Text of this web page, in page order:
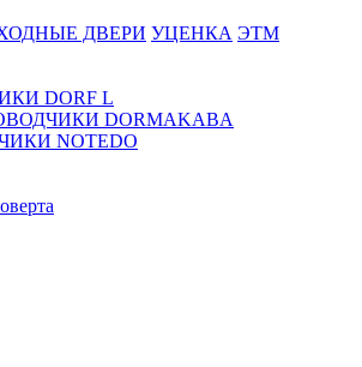
ДВЕРИ УЦЕНКА ЭТМ
DORF L
DORMAKABA
NOTEDO